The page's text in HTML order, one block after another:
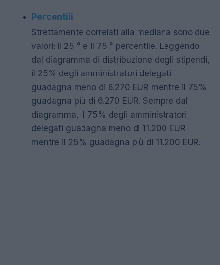
Percentili
Strettamente correlati alla mediana sono due
valori: il 25 ° e il 75 ° percentile. Leggendo
dal diagramma di distribuzione degli stipendi,
il 25% degli amministratori delegati
guadagna meno di 6.270 EUR mentre il 75%
guadagna più di 6.270 EUR. Sempre dal
diagramma, il 75% degli amministratori
delegati guadagna meno di 11.200 EUR
mentre il 25% guadagna più di 11.200 EUR.